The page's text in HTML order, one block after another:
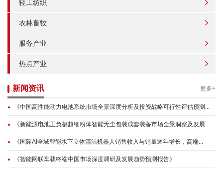
轻工纺织
农林畜牧
服务产业
热点产业
新闻资讯 更多+
《中国高性能动力电池系统市场全景深度分析及投资战略可行性评估预测...
《新能源电池正负极超细粉体智能无尘包装成套装备市场全景洞察及发展...
《国际AI全域智能水下立体清洁机器人销售收入与销量逐年增长，高端...
《智能网联车载终端中国市场深度调研及发展趋势预测报告》